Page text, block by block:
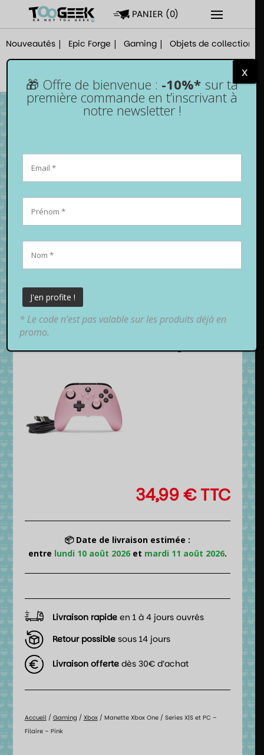
PANIER (0)
Nouveautés Epic Forge Gaming Objets de collection
34,99€TTC
📦 Date de livraison estimée :
entre lundi 10 août 2026 et mardi 11 août 2026.
Livraison rapide en 1 à 4 jours ouvrés
Retour possible sous 14 jours
Livraison offerte dès 30€ d’achat
Accueil/ Gaming / Xbox/ Manette Xbox One / Series X|S et PC –
Filaire – Pink
🎁 Offre de bienvenue : -10%* sur ta
première commande en t’inscrivant à
notre newsletter !
* Le code n’est pas valable sur les produits déjà en
promo.
x